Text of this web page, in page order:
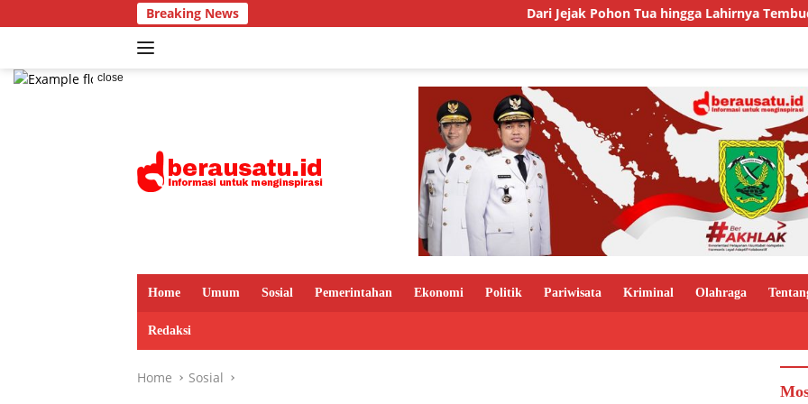
to
Breaking News Dari Jejak Pohon Tua hingga Lahirnya Tembudan, Kisah
close
Home Umum Sosial Pemerintahan Ekonomi Politik Pariwisata Kriminal Olahraga
Redaksi
Home Sosial